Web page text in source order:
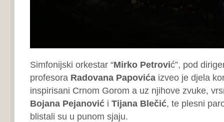
Simfonijski orkestar “Mirko Petrović”, pod
profesora Radovana Papovićaizveo je djela
inspirisani Crnom Gorom a uz njihove zvuke,
Bojana Pejanovići Tijana Blečić, te plesni
blistali su u punom sjaju.